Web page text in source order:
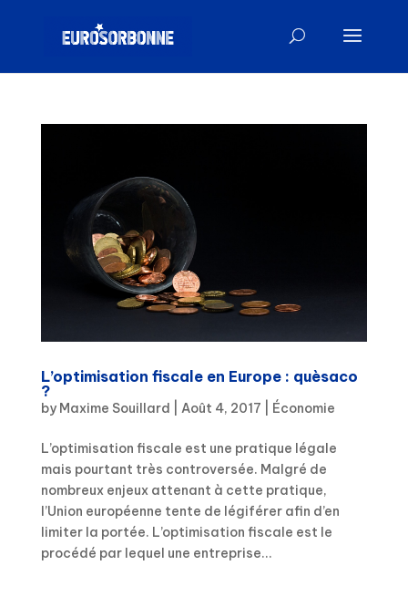
L’optimisation fiscale en Europe : quèsaco
?
by Maxime Souillard Août 4, 2017 Économie
L’optimisation fiscale est une pratique légale
mais pourtant très controversée. Malgré de
nombreux enjeux attenant à cette pratique,
l’Union européenne tente de légiférer afin d’en
limiter la portée. L’optimisation fiscale est le
procédé par lequel une entreprise...